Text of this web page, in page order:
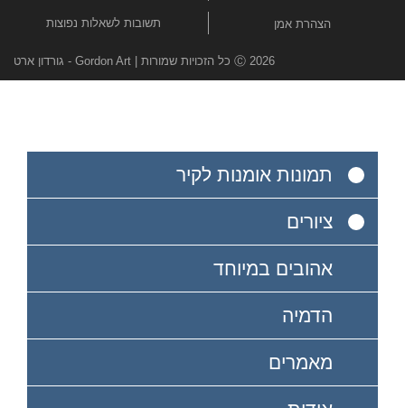
הצהרת אמן תשובות לשאלות נפוצות
Ⓒ 2026 כל הזכויות שמורות | Gordon Art - גורדון ארט
תמונות אומנות לקיר
ציורים
אהובים במיוחד
הדמיה
מאמרים